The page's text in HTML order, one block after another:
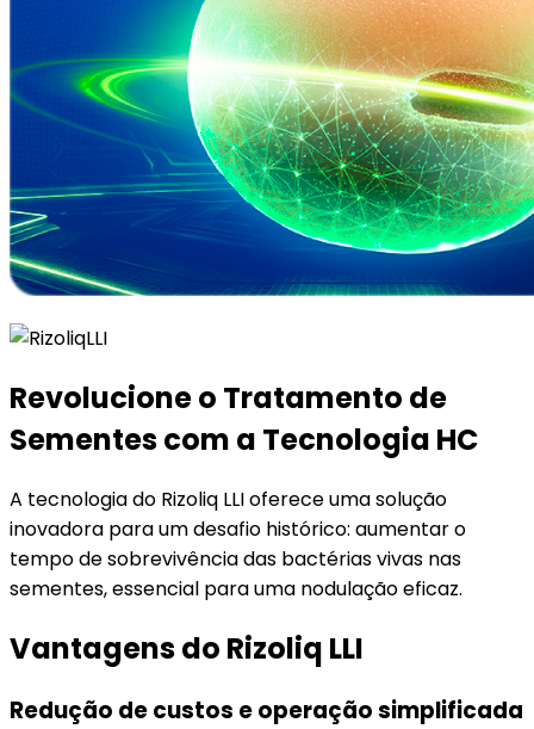
Revolucione o Tratamento de
Sementes com a Tecnologia HC
A tecnologia do Rizoliq LLI oferece uma solução
inovadora para um desafio histórico: aumentar o
tempo de sobrevivência das bactérias vivas nas
sementes, essencial para uma nodulação eficaz.
Vantagens do Rizoliq LLI
Redução de custos e operação simplificada